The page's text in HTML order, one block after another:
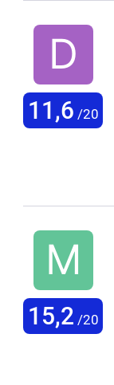
11,6 /20
15,2 /20